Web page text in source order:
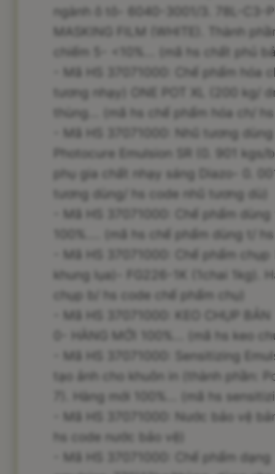
ngành ô tô- 6040-3001/3. 78L-C3-
MASKING FILM (WHITE). Thành
chiếm 5- <10%... (mã hs chất phủ
- Mã HS 37071000: Chế phẩm
tương nhạy) ONE POT XL (200 kg/
thùng... (mã hs chế phẩm hóa ch/
- Mã HS 37071000: Nhũ tương
Photocure Emulsion SR (0. 901
phụ gia chất nhạy sáng Diazo- 0.
tương dùng/ hs code nhũ tương dù)
- Mã HS 37071000: Chế phẩm
100%.... (mã hs chế phẩm dùng t/
- Mã HS 37071000: Chế phẩm
khung lụa)- FG226-1K (1chai 1kg).
chụp b/ hs code chế phẩm chụ)
- Mã HS 37071000: KEO CHỤP
0- HÀNG MỚI 100%... (mã hs keo
- Mã HS 37071000: Sensitizing
tạo ảnh cho khuôn in (thành phần:
7). Hàng mới 100%... (mã hs
- Mã HS 37071000: Nước bảo vệ
hs code nước bảo vệ)
- Mã HS 37071000: Chế phẩm